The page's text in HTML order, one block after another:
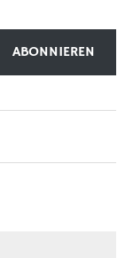
ABONNIEREN